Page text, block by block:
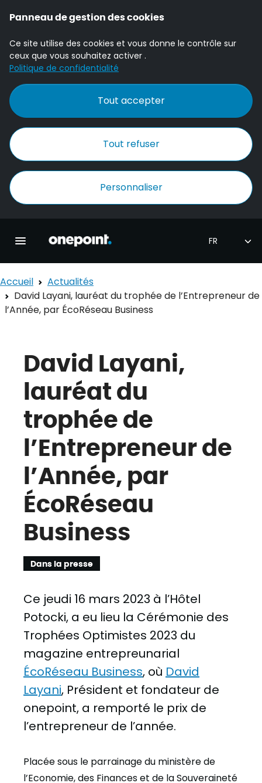
Panneau de gestion des cookies
Ce site utilise des cookies et vous donne le contrôle sur
ceux que vous souhaitez activer .
Politique de confidentialité
Tout accepter
Tout refuser
Personnaliser
Accueil Onepoint
Accueil
Actualités
David Layani, lauréat du trophée de l’Entrepreneur de
l’Année, par ÉcoRéseau Business
David Layani,
lauréat du
trophée de
l’Entrepreneur de
l’Année, par
ÉcoRéseau
Business
Dans la presse
Ce jeudi 16 mars 2023 à l’Hôtel
Potocki, a eu lieu la Cérémonie des
Trophées Optimistes 2023 du
magazine entrepreunarial
ÉcoRéseau Business, où David
Layani, Président et fondateur de
onepoint, a remporté le prix de
l’entrepreneur de l’année.
Placée sous le parrainage du ministère de
l’Economie, des Finances et de la Souveraineté